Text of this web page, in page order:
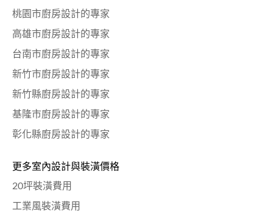
桃園市廚房設計的專家
高雄市廚房設計的專家
台南市廚房設計的專家
新竹市廚房設計的專家
新竹縣廚房設計的專家
基隆市廚房設計的專家
彰化縣廚房設計的專家
更多室內設計與裝潢價格
20坪裝潢費用
工業風裝潢費用